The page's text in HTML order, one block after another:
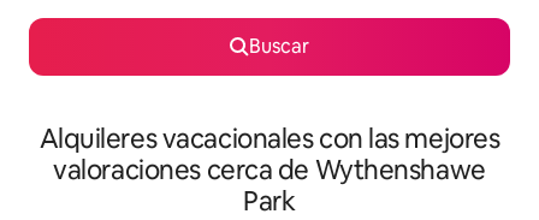
Buscar
Alquileres vacacionales con las mejores
valoraciones cerca de Wythenshawe
Park